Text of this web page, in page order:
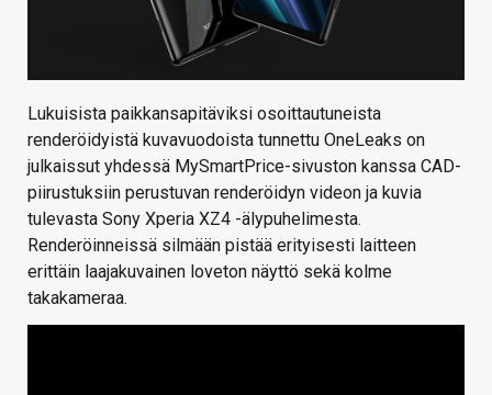
Lukuisista paikkansapitäviksi osoittautuneista
renderöidyistä kuvavuodoista tunnettu OneLeaks on
julkaissut yhdessä MySmartPrice-sivuston kanssa CAD-
piirustuksiin perustuvan renderöidyn videon ja kuvia
tulevasta Sony Xperia XZ4 -älypuhelimesta.
Renderöinneissä silmään pistää erityisesti laitteen
erittäin laajakuvainen loveton näyttö sekä kolme
takakameraa.